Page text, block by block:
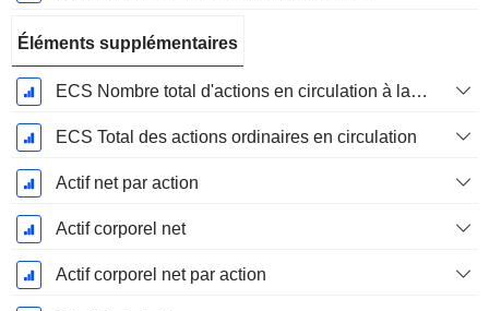
Éléments supplémentaires
ECS Nombre total d'actions en circulation à la date de dépôt
ECS Total des actions ordinaires en circulation
Actif net par action
Actif corporel net
Actif corporel net par action